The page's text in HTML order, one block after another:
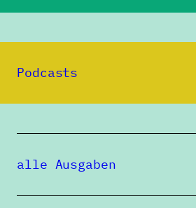
Podcasts
alle Ausgaben
Eine Publikation des